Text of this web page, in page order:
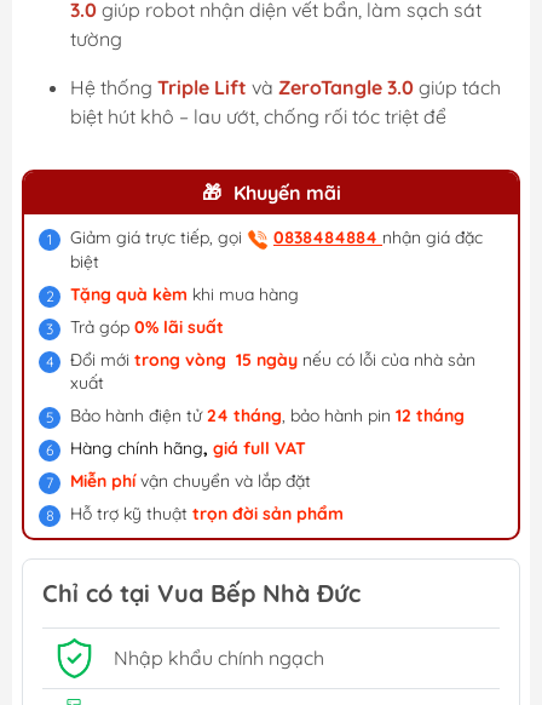
3.0 giúp robot nhận diện vết bẩn, làm sạch sát
tường
Hệ thống Triple Lift và ZeroTangle 3.0 giúp tách
biệt hút khô – lau ướt, chống rối tóc triệt để
Khuyến mãi
Giảm giá trực tiếp, gọi 0838484884 nhận giá đặc
biệt
Tặng quà kèm khi mua hàng
Trả góp 0% lãi suất
Đổi mới trong vòng 15 ngày nếu có lỗi của nhà sản
xuất
Bảo hành điện tử24 tháng, bảo hành pin 12 tháng
Hàng chính hãng, giá full VAT
Miễn phívận chuyển và lắp đặt
Hỗ trợ kỹ thuật trọn đời sản phẩm
Chỉ có tại Vua Bếp Nhà Đức
Nhập khẩu chính ngạch